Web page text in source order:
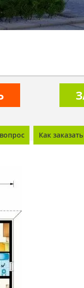
Как заказать